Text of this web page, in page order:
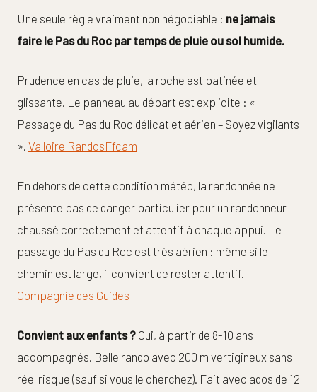
Une seule règle vraiment non négociable : ne jamais
faire le Pas du Roc par temps de pluie ou sol humide.
Prudence en cas de pluie, la roche est patinée et
glissante. Le panneau au départ est explicite : «
Passage du Pas du Roc délicat et aérien – Soyez vigilants
». Valloire RandosFfcam
En dehors de cette condition météo, la randonnée ne
présente pas de danger particulier pour un randonneur
chaussé correctement et attentif à chaque appui. Le
passage du Pas du Roc est très aérien : même si le
chemin est large, il convient de rester attentif.
Compagnie des Guides
Convient aux enfants ? Oui, à partir de 8-10 ans
accompagnés. Belle rando avec 200 m vertigineux sans
réel risque (sauf si vous le cherchez). Fait avec ados de 12